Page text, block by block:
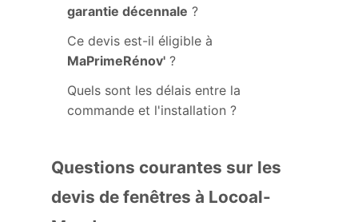
garantie décennale ?
Ce devis est-il éligible à
MaPrimeRénov' ?
Quels sont les délais entre la
commande et l'installation ?
Questions courantes sur les
devis de fenêtres à Locoal-